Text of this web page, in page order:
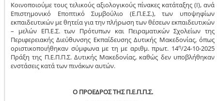
Kοινοποιούμε τους τελικούς αξιολογικούς πίνακες κατάταξης (Ι), ανά
Επιστημονικό Εποπτικό Συμβούλιο (Ε.Π.Ε.Σ.), των υποψηφίων
εκπαιδευτικών με θητεία για την πλήρωση των θέσεων εκπαιδευτικών
– μελών ΕΠ.Ε.Σ. των Πρότυπων και Πειραματικών Σχολείων της
Περιφερειακής Διεύθυνσης Εκπαίδευσης Δυτικής Μακεδονίας, όπως
οριστικοποιήθηκαν σύμφωνα με τη με αριθμ. πρωτ. 14η/24-10-2025
Πράξη της Π.Ε.Π.Π.Σ. Δυτικής Μακεδονίας, καθώς δεν υποβλήθηκαν
ενστάσεις κατά των πινάκων αυτών.
Ο ΠΡΟΕΔΡΟΣ ΤΗΣ Π.Ε.Π.Π.Σ.